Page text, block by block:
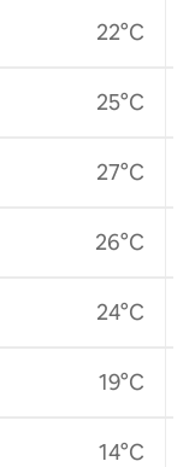
22°C
25°C
27°C
26°C
24°C
19°C
14°C